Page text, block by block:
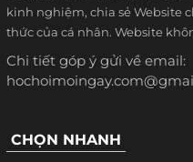
kinh nghiệm, chia sẻ Website
thức của cá nhân. Website
Chi tiết góp ý gửi về email:
CHỌN NHANH